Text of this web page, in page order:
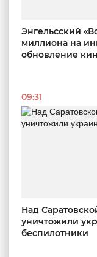
Энгельсский
миллиона на
обновление
09:31
Над
уничтожили
беспилотники